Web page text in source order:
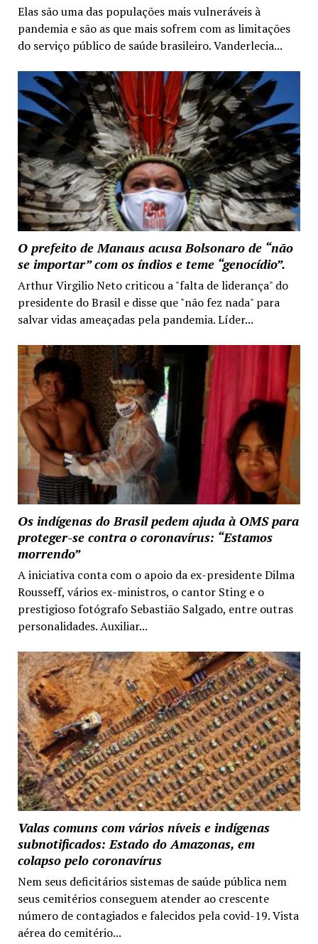
Elas são uma das populações mais vulneráveis à
pandemia e são as que mais sofrem com as limitações
do serviço público de saúde brasileiro. Vanderlecia...
O prefeito de Manaus acusa Bolsonaro de “não
se importar” com os índios e teme “genocídio”.
Arthur Virgilio Neto criticou a "falta de liderança" do
presidente do Brasil e disse que "não fez nada" para
salvar vidas ameaçadas pela pandemia. Líder...
Os indígenas do Brasil pedem ajuda à OMS para
proteger-se contra o coronavírus: “Estamos
morrendo”
A iniciativa conta com o apoio da ex-presidente Dilma
Rousseff, vários ex-ministros, o cantor Sting e o
prestigioso fotógrafo Sebastião Salgado, entre outras
personalidades. Auxiliar...
Valas comuns com vários níveis e indígenas
subnotificados: Estado do Amazonas, em
colapso pelo coronavírus
Nem seus deficitários sistemas de saúde pública nem
seus cemitérios conseguem atender ao crescente
número de contagiados e falecidos pela covid-19. Vista
aérea do cemitério...